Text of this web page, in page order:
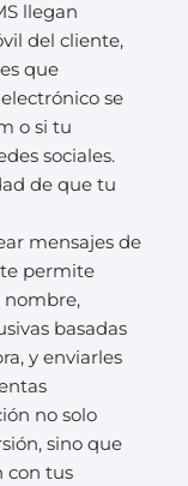
llegan
del cliente,
que
se
o si tu
sociales.
de que tu
mensajes de
permite
nombre,
basadas
y enviarles
no solo
sino que
con tus